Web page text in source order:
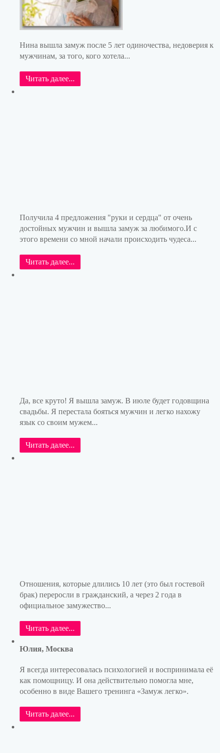
Нина вышла замуж после 5 лет одиночества, недоверия к
мужчинам, за того, кого хотела...
Читать далее...
Получила 4 предложения "руки и сердца" от очень
достойных мужчин и вышла замуж за любимого.И с
этого времени со мной начали происходить чудеса...
Читать далее...
Да, все круто! Я вышла замуж. В июле будет годовщина
свадьбы. Я перестала бояться мужчин и легко нахожу
язык со своим мужем...
Читать далее...
Отношения, которые длились 10 лет (это был гостевой
брак) переросли в гражданский, а через 2 года в
официальное замужество...
Читать далее...
Юлия, Москва
Я всегда интересовалась психологией и воспринимала её
как помощницу. И она действительно помогла мне,
особенно в виде Вашего тренинга «Замуж легко».
Читать далее...